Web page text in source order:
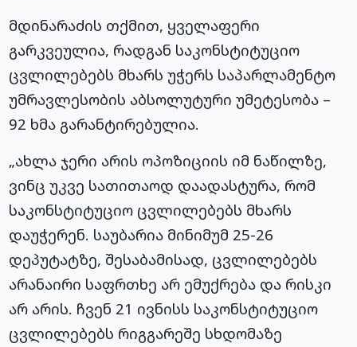
მდინარაძის თქმით, ყველაფერი
გარკვეულია, რადგან საკონსტიტუციო
ცვლილებებს მხარს უჭერს საპარლამენტო
უმრავლესობის აბსოლუტური უმეტესობა –
92 ხმა გარანტირებულია.
„ახლა ჯერი არის ოპოზიციის იმ ნაწილზე,
ვინც უკვე სათითაოდ დაადასტურა, რომ
საკონსტიტუციო ცვლილებებს მხარს
დაუჭერენ. საუბარია მინიმუმ 25-26
დეპუტატზე, შესაბამისად, ცვლილებებს
არანაირი საფრთხე არ ემუქრება და რისკი
არ არის. ჩვენ 21 ივნისს საკონსტიტუციო
ცვლილებებს რიგგარეშე სხდომაზე